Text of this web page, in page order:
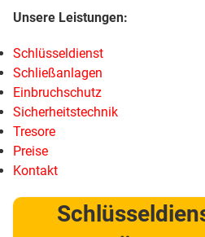
Schlüsseldienst
Schließanlagen
Einbruchschutz
Sicherheitstechnik
Tresore
Preise
Kontakt